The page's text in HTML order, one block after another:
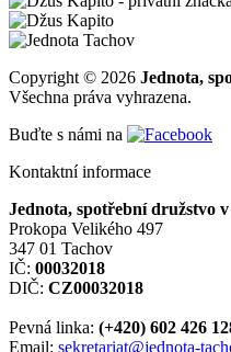
Copyright © 2026 Jednota,
Všechna práva vyhrazena.
Buďte s námi na
Kontaktní informace
Jednota, spotřební družstvo
Prokopa Velikého 497
347 01 Tachov
IČ: 00032018
DIČ: CZ00032018
Pevná linka: (+420) 602 426
Email: sekretariat@jednota-